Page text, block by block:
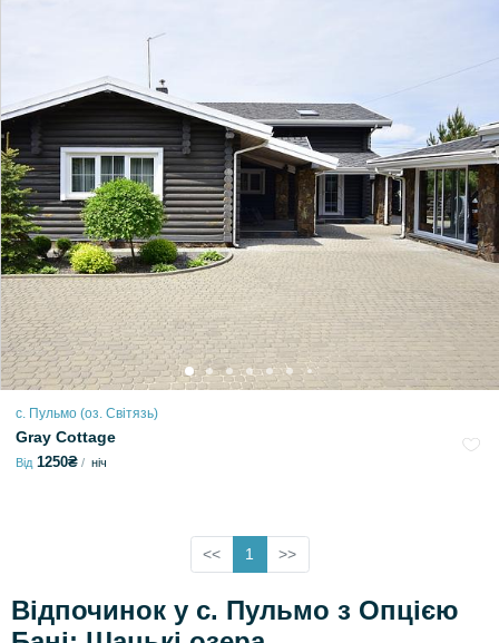
с. Пульмо (оз. Світязь)
Gray Cottage
Від 1250₴ ніч
<< 1 >>
Відпочинок у с. Пульмо з Опцією